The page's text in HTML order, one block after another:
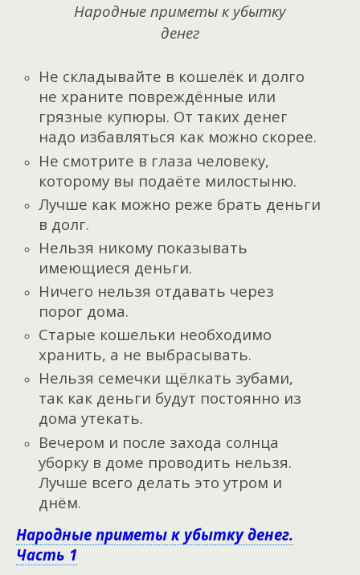
Народные приметы к убытку
денег
Не складывайте в кошелёк и долго
не храните повреждённые или
грязные купюры. От таких денег
надо избавляться как можно скорее.
Не смотрите в глаза человеку,
которому вы подаёте милостыню.
Лучше как можно реже брать деньги
в долг.
Нельзя никому показывать
имеющиеся деньги.
Ничего нельзя отдавать через
порог дома.
Старые кошельки необходимо
хранить, а не выбрасывать.
Нельзя семечки щёлкать зубами,
так как деньги будут постоянно из
дома утекать.
Вечером и после захода солнца
уборку в доме проводить нельзя.
Лучше всего делать это утром и
днём.
Народные приметы к убытку денег.
Часть 1